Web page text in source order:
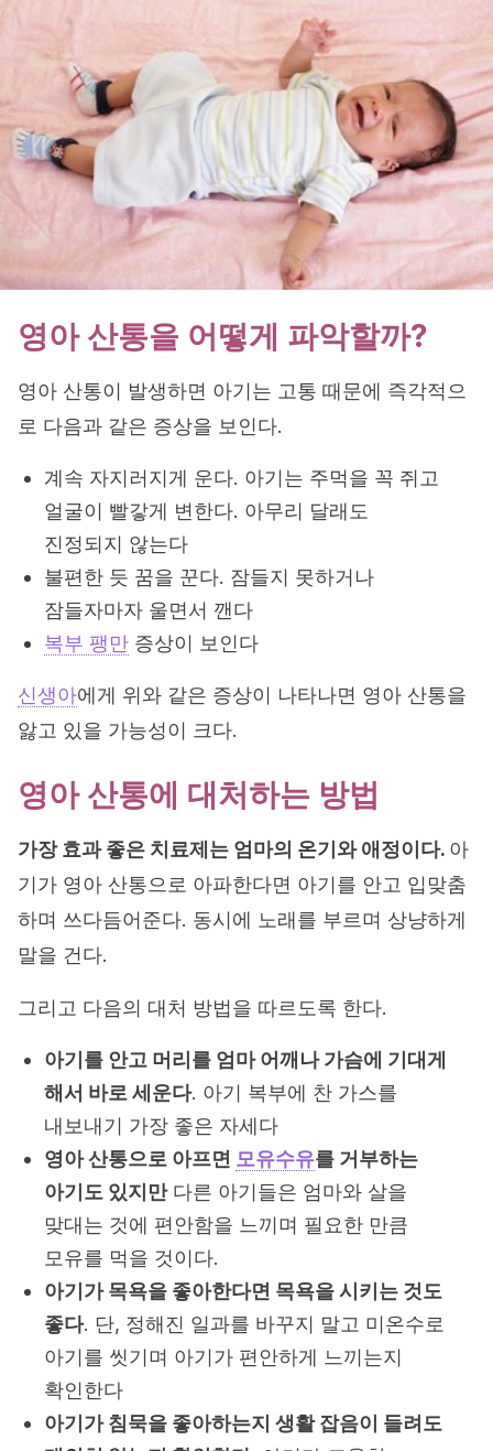
영아 산통을 어떻게 파악할까?
영아 산통이 발생하면 아기는 고통 때문에 즉각적으
로 다음과 같은 증상을 보인다.
계속 자지러지게 운다. 아기는 주먹을 꼭 쥐고
얼굴이 빨갛게 변한다. 아무리 달래도
진정되지 않는다
불편한 듯 꿈을 꾼다. 잠들지 못하거나
잠들자마자 울면서 깬다
복부 팽만 증상이 보인다
신생아에게 위와 같은 증상이 나타나면 영아 산통을
앓고 있을 가능성이 크다.
영아 산통에 대처하는 방법
가장 효과 좋은 치료제는 엄마의 온기와 애정이다. 아
기가 영아 산통으로 아파한다면 아기를 안고 입맞춤
하며 쓰다듬어준다. 동시에 노래를 부르며 상냥하게
말을 건다.
그리고 다음의 대처 방법을 따르도록 한다.
아기를 안고 머리를 엄마 어깨나 가슴에 기대게
해서 바로 세운다. 아기 복부에 찬 가스를
내보내기 가장 좋은 자세다
영아 산통으로 아프면 모유수유를 거부하는
아기도 있지만다른 아기들은 엄마와 살을
맞대는 것에 편안함을 느끼며 필요한 만큼
모유를 먹을 것이다.
아기가 목욕을 좋아한다면 목욕을 시키는 것도
좋다. 단, 정해진 일과를 바꾸지 말고 미온수로
아기를 씻기며 아기가 편안하게 느끼는지
확인한다
아기가 침묵을 좋아하는지 생활 잡음이 들려도